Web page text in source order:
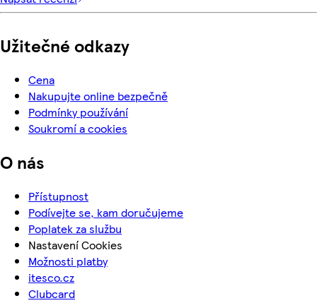
Užitečné odkazy
Cena
Nakupujte online bezpečně
Podmínky používání
Soukromí a cookies
O nás
Přístupnost
Podívejte se, kam doručujeme
Poplatek za službu
Nastavení Cookies
Možnosti platby
itesco.cz
Clubcard